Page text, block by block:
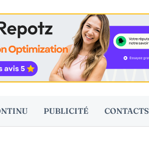
PUBLICITÉ CONTACTS